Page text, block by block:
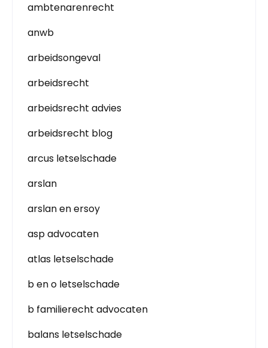
ambtenarenrecht
anwb
arbeidsongeval
arbeidsrecht
arbeidsrecht advies
arbeidsrecht blog
arcus letselschade
arslan
arslan en ersoy
asp advocaten
atlas letselschade
b en o letselschade
b familierecht advocaten
balans letselschade